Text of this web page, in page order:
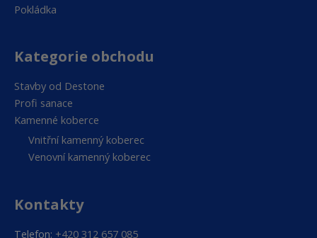
Pokládka
Kategorie obchodu
Stavby od Destone
Profi sanace
Kamenné koberce
Vnitřní kamenný koberec
Venovní kamenný koberec
Kontakty
Telefon: +420 312 657 085